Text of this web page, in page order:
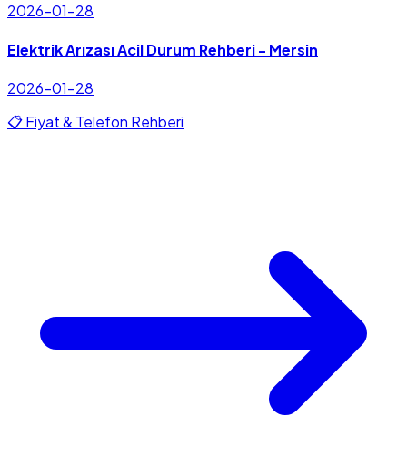
2026-01-28
Elektrik Arızası Acil Durum Rehberi - Mersin
2026-01-28
📋 Fiyat & Telefon Rehberi